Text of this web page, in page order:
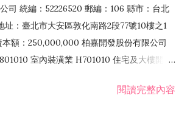
司 統編：52226520 郵編：106 縣市：台北
址：臺北市大安區敦化南路2段77號10樓之1
額：250,000,000 柏嘉開發股份有限公司
室內裝潢業 H701010 住宅及大樓開發
產買賣業 H703100 不動產租賃業 I503010
閱讀完整內容